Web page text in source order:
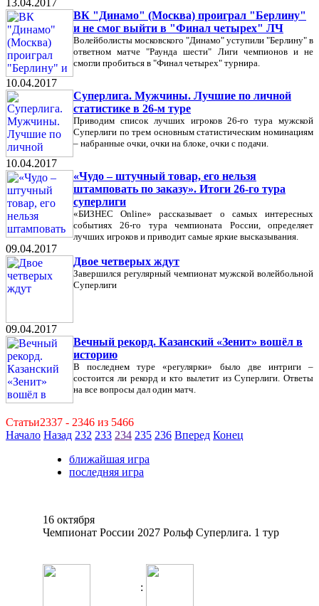
13.04.2017
ВК "Динамо" (Москва) проиграл "Берлину"
и не смог выйти в "Финал четырех" ЛЧ
Волейболисты московского "Динамо" уступили "Берлину" в
ответном матче "Раунда шести" Лиги чемпионов и не
смогли пробиться в "Финал четырех" турнира.
10.04.2017
Суперлига. Мужчины. Лучшие по личной
статистике в 26-м туре
Приводим список лучших игроков 26-го тура мужской
Суперлиги по трем основным статистическим номинациям
– набранные очки, очки на блоке, очки с подачи.
10.04.2017
«Чудо – штучный товар, его нельзя
штамповать по заказу». Итоги 26-го тура
суперлиги
«БИЗНЕС Online» рассказывает о самых интересных
событиях 26-го тура чемпионата России, определяет
лучших игроков и приводит самые яркие высказывания.
09.04.2017
Двое четверых ждут
Завершился регулярный чемпионат мужской волейбольной
Суперлиги
09.04.2017
Вечный рекорд. Казанский «Зенит» вошёл в
историю
В последнем туре «регулярки» было две интриги –
состоится ли рекорд и кто вылетит из Суперлиги. Ответы
на все вопросы дал один матч.
Статьи2337 - 2346 из 5466
Начало Назад 232 233 234 235 236 Вперед Конец
ближайшая игра
последняя игра
16 октября
Чемпионат России 2027 Рольф Суперлига. 1 тур
: